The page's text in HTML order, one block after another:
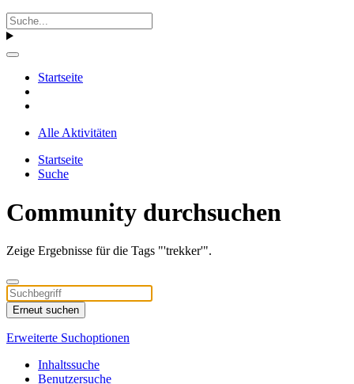
Startseite
Alle Aktivitäten
Startseite
Suche
Community durchsuchen
Zeige Ergebnisse für die Tags "'trekker'".
Erneut suchen
Erweiterte Suchoptionen
Inhaltssuche
Benutzersuche